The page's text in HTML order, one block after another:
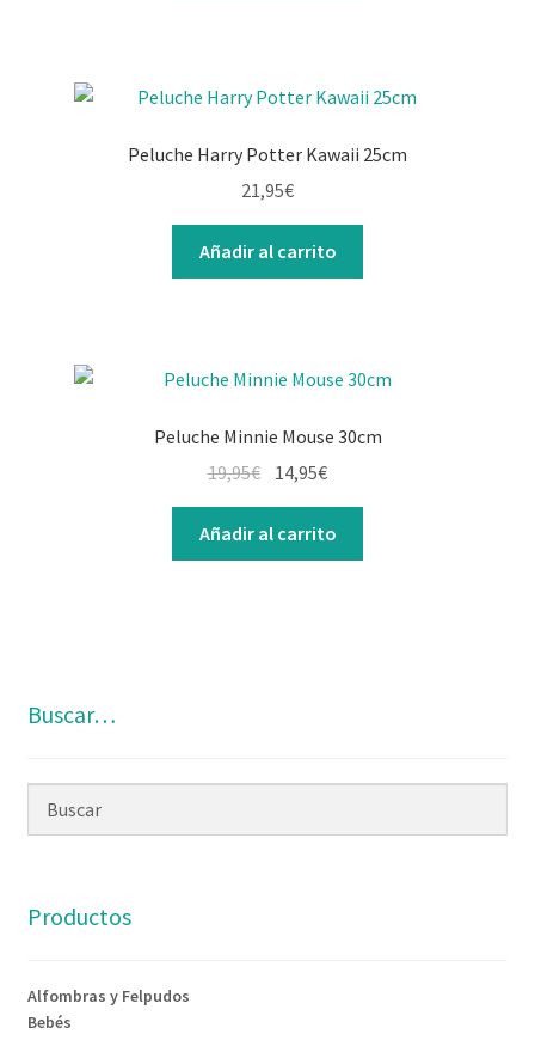
Peluche Harry Potter Kawaii 25cm
21,95€
Añadir al carrito
Peluche Minnie Mouse 30cm
19,95€ El
precio
original
era:
14,95€El
precio
actual
es:
Añadir al carrito
Buscar…
Productos
Alfombras y Felpudos
Bebés